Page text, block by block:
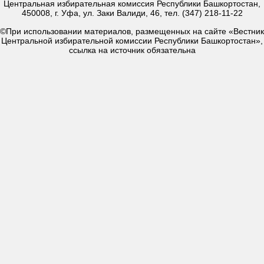
Центральная избирательная комиссия Республики Башкортостан,
450008, г. Уфа, ул. Заки Валиди, 46, тел. (347) 218-11-22
©При использовании материалов, размещенных на сайте «Вестник
Центральной избирательной комиссии Республики Башкортостан»,
ссылка на источник обязательна